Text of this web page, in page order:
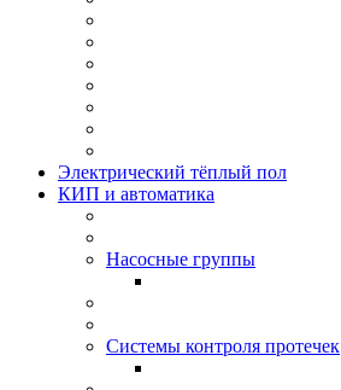
Электрический тёплый пол
КИП и автоматика
Насосные группы
Системы контроля протeчек